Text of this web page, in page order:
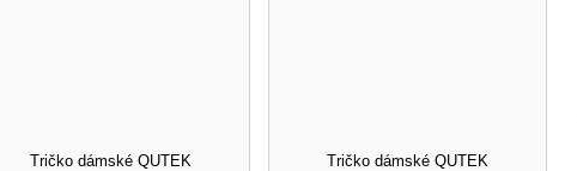
Tričko dámské QUTEK Tričko dámské QUTEK